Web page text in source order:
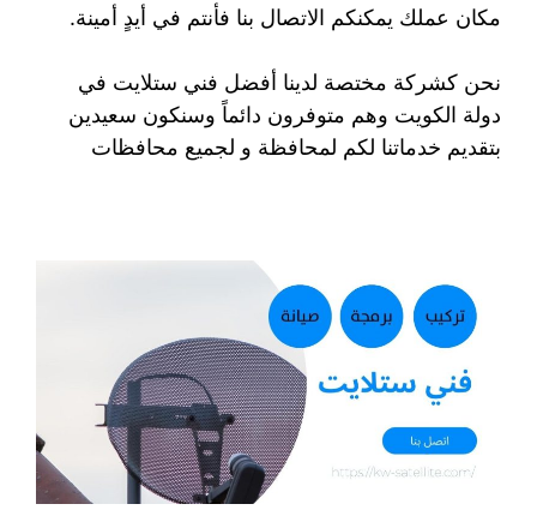
مكان عملك يمكنكم الاتصال بنا فأنتم في أيدٍ أمينة.
نحن كشركة مختصة لدينا أفضل فني ستلايت في
دولة الكويت وهم متوفرون دائماً وسنكون سعيدين
بتقديم خدماتنا لكم لمحافظة و لجميع محافظات